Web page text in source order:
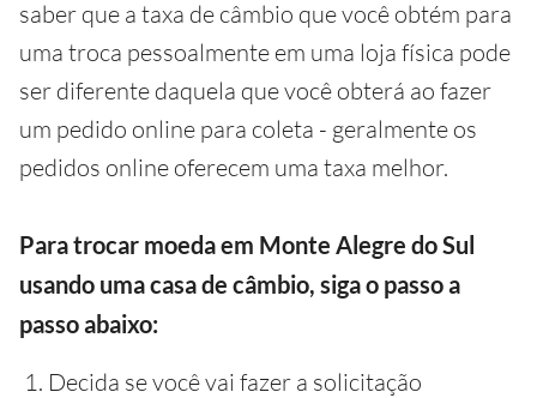
saber que a taxa de câmbio que você obtém para
uma troca pessoalmente em uma loja física pode
ser diferente daquela que você obterá ao fazer
um pedido online para coleta - geralmente os
pedidos online oferecem uma taxa melhor.
Para trocar moeda em Monte Alegre do Sul
usando uma casa de câmbio, siga o passo a
passo abaixo:
Decida se você vai fazer a solicitação